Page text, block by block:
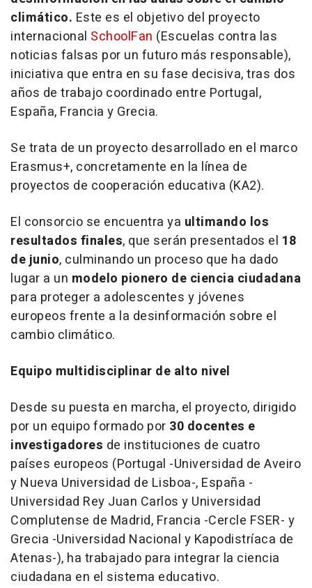
climático. Este es el objetivo del proyecto
internacional SchoolFan (Escuelas contra las
noticias falsas por un futuro más responsable),
iniciativa que entra en su fase decisiva, tras dos
años de trabajo coordinado entre Portugal,
España, Francia y Grecia.
Se trata de un proyecto desarrollado en el marco
Erasmus+, concretamente en la línea de
proyectos de cooperación educativa (KA2).
El consorcio se encuentra ya ultimando los
resultados finales, que serán presentados el 18
de junio, culminando un proceso que ha dado
lugar a un modelo pionero de ciencia ciudadana
para proteger a adolescentes y jóvenes
europeos frente a la desinformación sobre el
cambio climático.
Equipo multidisciplinar de alto nivel
Desde su puesta en marcha, el proyecto, dirigido
por un equipo formado por 30 docentes e
investigadores de instituciones de cuatro
países europeos (Portugal -Universidad de Aveiro
y Nueva Universidad de Lisboa-, España -
Universidad Rey Juan Carlos y Universidad
Complutense de Madrid, Francia -Cercle FSER- y
Grecia -Universidad Nacional y Kapodistríaca de
Atenas-), ha trabajado para integrar la ciencia
ciudadana en el sistema educativo.